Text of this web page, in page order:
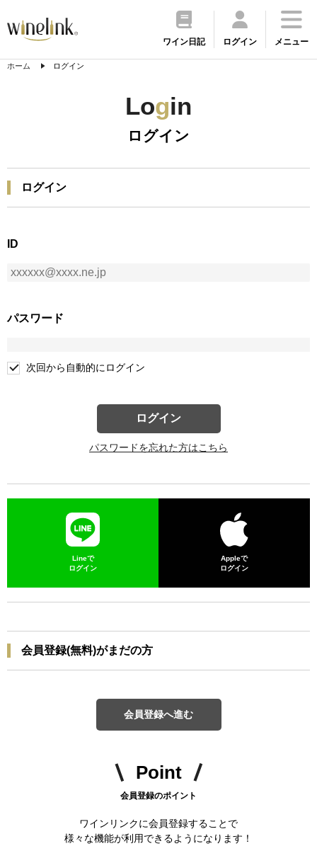
ワイン日記 ログイン メニュー
ホーム ログイン
Login
ログイン
ログイン
ID
パスワード
次回から自動的にログイン
ログイン
パスワードを忘れた方はこちら
Lineで
ログイン
Appleで
ログイン
会員登録(無料)がまだの方
会員登録へ進む
Point
会員登録のポイント
ワインリンクに会員登録することで
様々な機能が利用できるようになります！